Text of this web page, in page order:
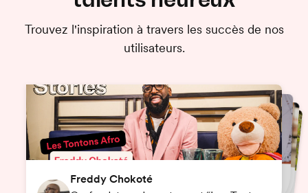
Trouvez l'inspiration à travers les succès de nos
utilisateurs.
Freddy Chokoté
Johann Bollier
Ludiwine Beaugez
Jean-Eudes Bernard
Directeur des opérations La Brigade
Michèle Abdellaoui
Directrice d’établissement à MAS O.
Fondateur et gérant de Burger Boss
Assistante RH